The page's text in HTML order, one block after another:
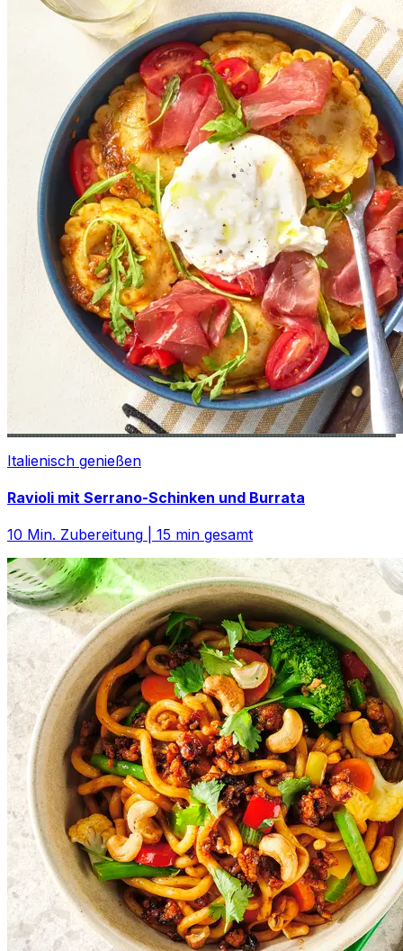
Italienisch genießen
Ravioli mit Serrano-Schinken und Burrata
10 Min. Zubereitung 15 min gesamt